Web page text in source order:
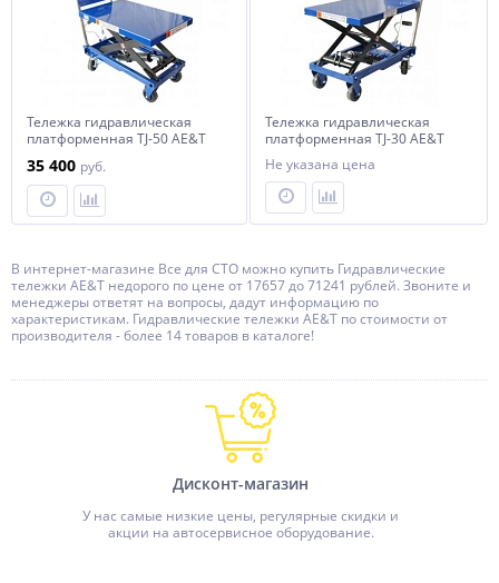
Тележка гидравлическая
платформенная ТJ-50 AE&T
35 400 руб.
Тележка гидравлическая
платформенная ТJ-30 AE&T
300кг
Не указана цена
В интернет-магазине Все для СТО можно купить Гидравлические
тележки AE&T недорого по цене от 17657 до 71241 рублей. Звоните и
менеджеры ответят на вопросы, дадут информацию по
характеристикам. Гидравлические тележки AE&T по стоимости от
производителя - более 14 товаров в каталоге!
Дисконт-магазин
У нас самые низкие цены, регулярные скидки и
акции на автосервисное оборудование.